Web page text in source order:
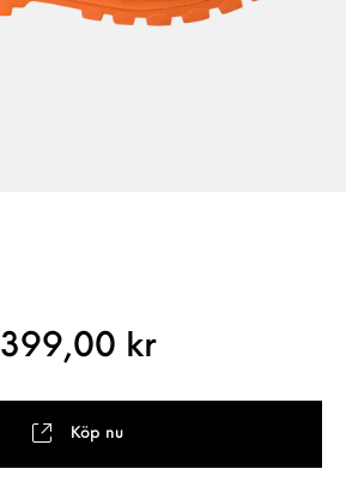
Det ursprungliga
399,00 krDet
Köp nu